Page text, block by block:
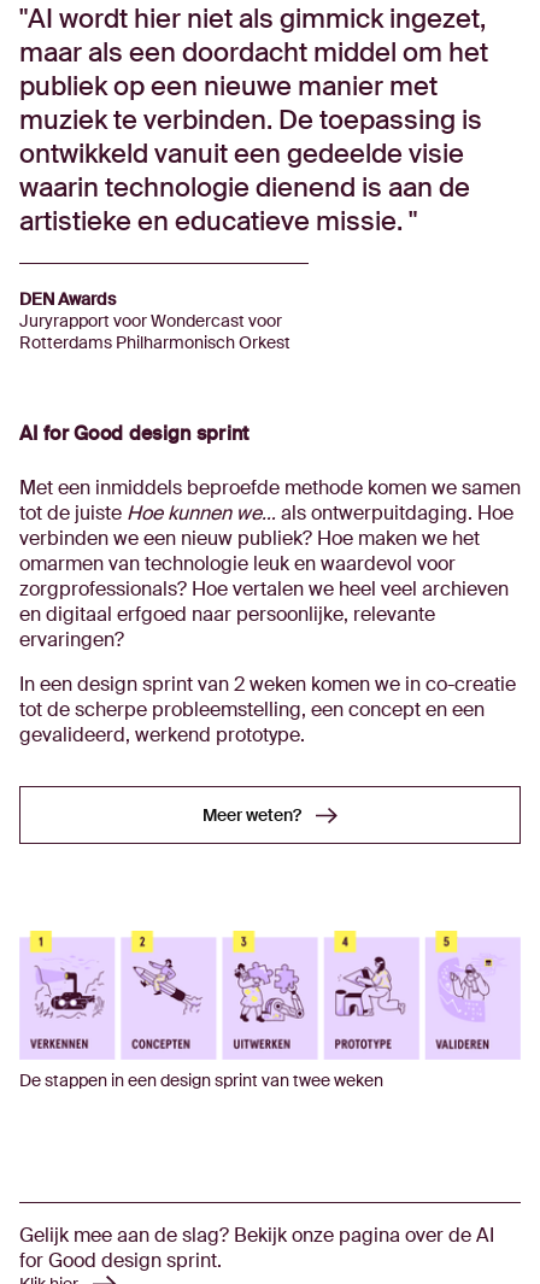
AI wordt hier niet als gimmick ingezet,
maar als een doordacht middel om het
publiek op een nieuwe manier met
muziek te verbinden. De toepassing is
ontwikkeld vanuit een gedeelde visie
waarin technologie dienend is aan de
artistieke en educatieve missie.
DEN Awards
Juryrapport voor Wondercast voor
Rotterdams Philharmonisch Orkest
AI for Good design sprint
Met een inmiddels beproefde methode komen we samen
tot de juiste Hoe kunnen we… als ontwerpuitdaging. Hoe
verbinden we een nieuw publiek? Hoe maken we het
omarmen van technologie leuk en waardevol voor
zorgprofessionals? Hoe vertalen we heel veel archieven
en digitaal erfgoed naar persoonlijke, relevante
ervaringen?
In een design sprint van 2 weken komen we in co-creatie
tot de scherpe probleemstelling, een concept en een
gevalideerd, werkend prototype.
Meer weten?
Meer weten?
De stappen in een design sprint van twee weken
Gelijk mee aan de slag? Bekijk onze pagina over de AI
for Good design sprint.